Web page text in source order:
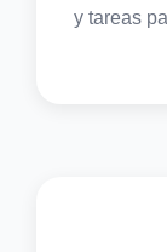
y tareas